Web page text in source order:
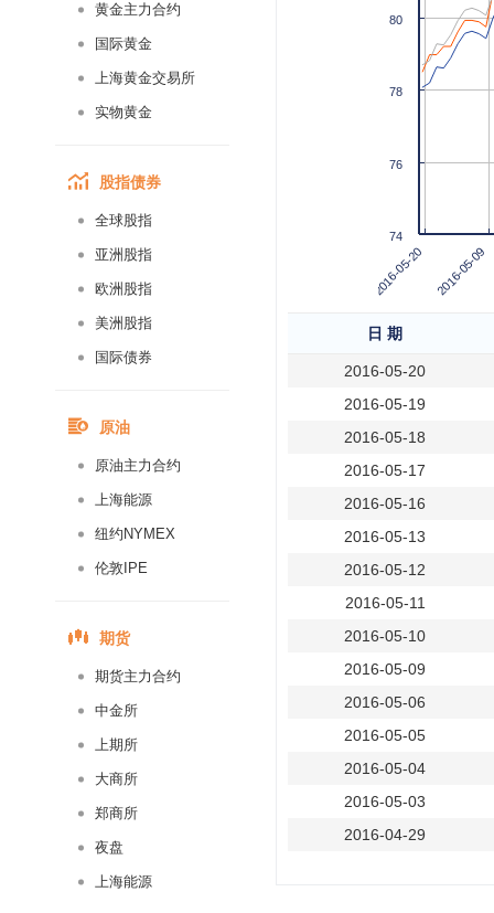
黄金主力合约
国际黄金
上海黄金交易所
实物黄金
股指债券
全球股指
亚洲股指
欧洲股指
美洲股指
国际债券
原油
原油主力合约
上海能源
纽约NYMEX
伦敦IPE
期货
期货主力合约
中金所
上期所
大商所
郑商所
夜盘
上海能源
2016-05-20 2016-05-09
76
78
80
74
日 期
2016-05-20
2016-05-19
2016-05-18
2016-05-17
2016-05-16
2016-05-13
2016-05-12
2016-05-11
2016-05-10
2016-05-09
2016-05-06
2016-05-05
2016-05-04
2016-05-03
2016-04-29